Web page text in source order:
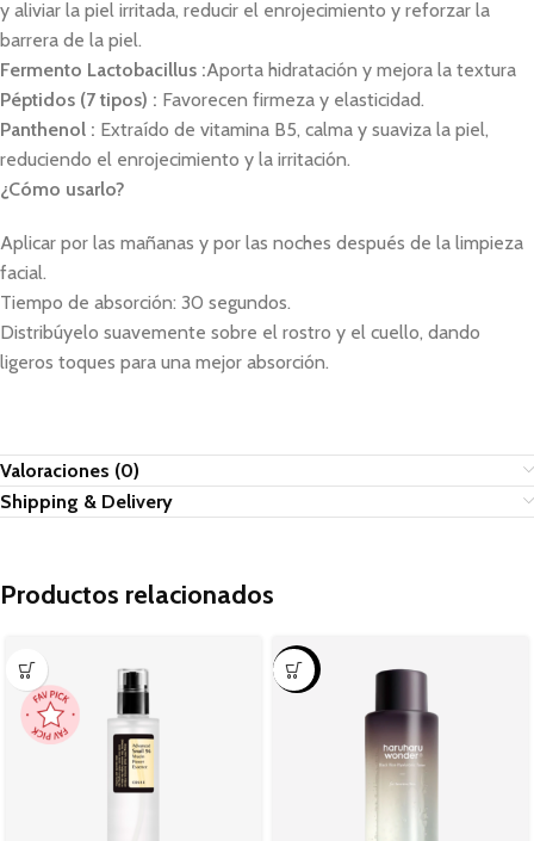
y aliviar la piel irritada, reducir el enrojecimiento y reforzar la
barrera de la piel.
Fermento Lactobacillus :Aporta hidratación y mejora la textura
Péptidos (7 tipos) : Favorecen firmeza y elasticidad.
Panthenol : Extraído de vitamina B5, calma y suaviza la piel,
reduciendo el enrojecimiento y la irritación.
¿Cómo usarlo?
Aplicar por las mañanas y por las noches después de la limpieza
facial.
Tiempo de absorción: 30 segundos.
Distribúyelo suavemente sobre el rostro y el cuello, dando
ligeros toques para una mejor absorción.
Valoraciones (0)
Shipping & Delivery
Productos relacionados
-23%